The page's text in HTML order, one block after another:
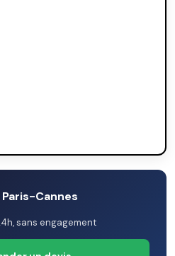
Paris-Cannes
sans engagement